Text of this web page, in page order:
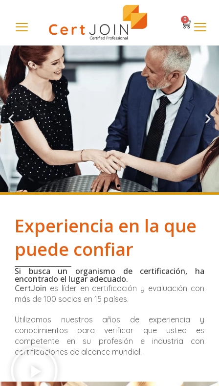
0
Por qué asociarse con
Diferencie su negocio con CertiJoin
PartnerProgram.
IR AHORA
Experiencia en la que
puede confiar
Si busca un organismo de certificación, ha
encontrado el lugar adecuado.
CertJoin es líder en certificación y evaluación con
más de 100 socios en 15 países.
Utilizamos nuestros años de experiencia y
conocimientos para verificar que usted es
competente en su profesión e industria con
certificaciones de alcance mundial.